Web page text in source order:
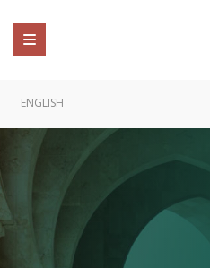
ENGLISH